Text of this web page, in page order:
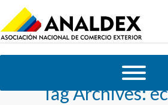
Tag Archives: